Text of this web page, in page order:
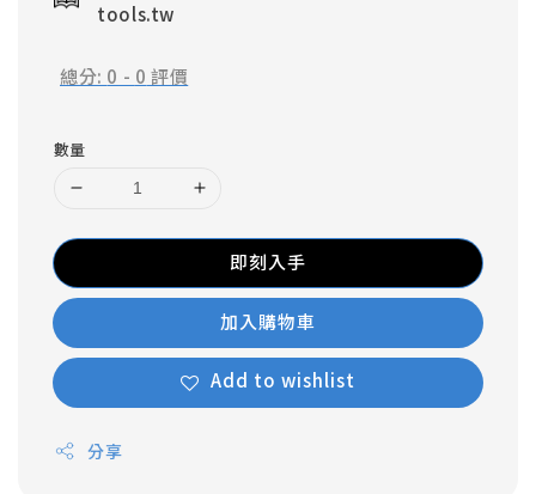
tools.tw
總分: 0 - 0 評價
數量
即刻入手
加入購物車
Add to wishlist
分享